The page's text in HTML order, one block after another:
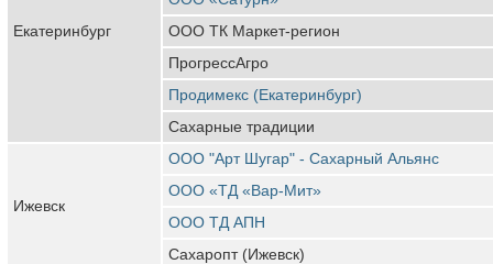
Екатеринбург
ООО ТК Маркет-регион
ПрогрессАгро
Продимекс (Екатеринбург)
Сахарные традиции
Ижевск
ООО "Арт Шугар" - Сахарный Альянс
ООО «ТД «Вар-Мит»
ООО ТД АПН
Сахаропт (Ижевск)